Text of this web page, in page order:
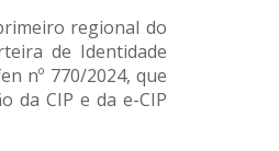
regional do
de Identidade
nº 770/2024, que
da CIP e da e-CIP